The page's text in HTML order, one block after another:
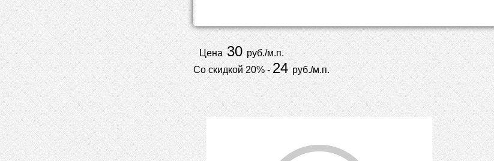
Цена30руб./м.п.
Со скидкой 20% -24руб./м.п.